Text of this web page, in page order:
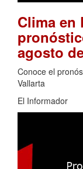
Clima en
agosto
Conoce el
Vallarta
El Informador